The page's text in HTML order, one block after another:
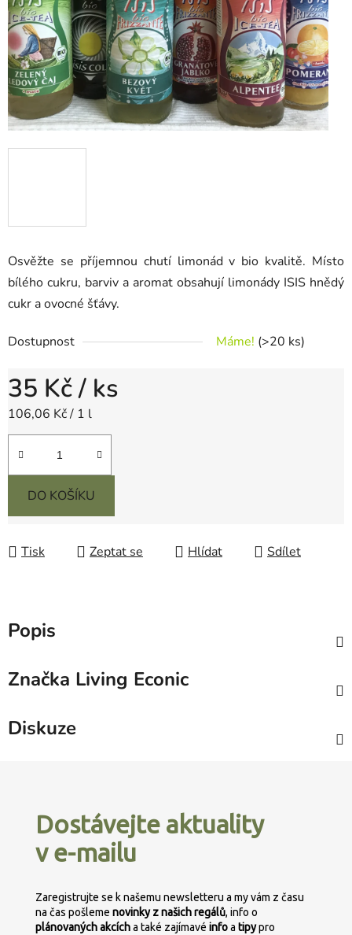
Osvěžte se příjemnou chutí limonád v bio kvalitě. Místo
bílého cukru, barviv a aromat obsahují limonády ISIS hnědý
cukr a ovocné šťávy.
Dostupnost Máme! (>20 ks)
35 Kč/ ks
Měrná cena:
106,06 Kč / 1 l
DO KOŠÍKU
Tisk Zeptat se Hlídat Sdílet
Popis
Značka Living Econic
Diskuze
Dostávejte aktuality
v e-mailu
Zaregistrujte se k našemu newsletteru a my vám z času
na čas pošleme novinky z našich regálů, info o
plánovanýchakcícha také zajímavé infoa tipypro